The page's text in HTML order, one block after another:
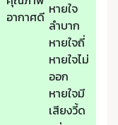
อากาศดี หายใจ
ลำบาก
หายใจถี่
หายใจไม่
ออก
หายใจมี
เสียงวี้ด